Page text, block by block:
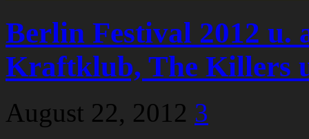
Berlin Festival 2012 u.
Kraftklub, The Killers
August 22, 2012 3